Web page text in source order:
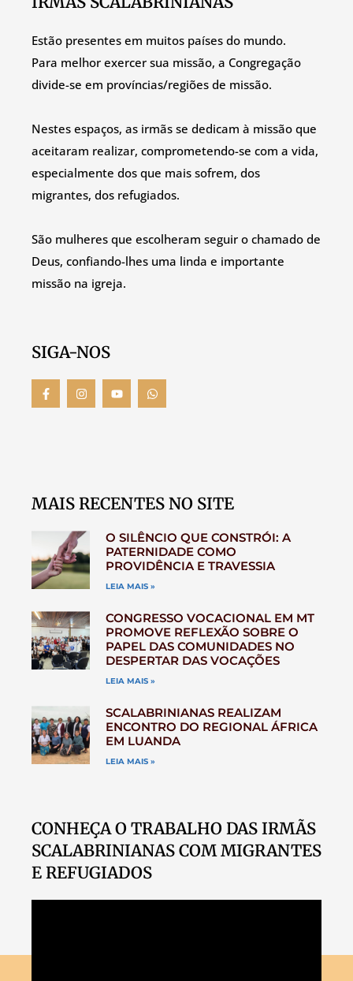
Estão presentes em muitos países do mundo.
Para melhor exercer sua missão, a Congregação
divide-se em províncias/regiões de missão.
Nestes espaços, as irmãs se dedicam à missão que
aceitaram realizar, comprometendo-se com a vida,
especialmente dos que mais sofrem, dos
migrantes, dos refugiados.
São mulheres que escolheram seguir o chamado de
Deus, confiando-lhes uma linda e importante
missão na igreja.
SIGA-NOS
MAIS RECENTES NO SITE
O SILÊNCIO QUE CONSTRÓI: A
PATERNIDADE COMO
PROVIDÊNCIA E TRAVESSIA
LEIA MAIS »
CONGRESSO VOCACIONAL EM MT
PROMOVE REFLEXÃO SOBRE O
PAPEL DAS COMUNIDADES NO
DESPERTAR DAS VOCAÇÕES
LEIA MAIS »
SCALABRINIANAS REALIZAM
ENCONTRO DO REGIONAL ÁFRICA
EM LUANDA
LEIA MAIS »
CONHEÇA O TRABALHO DAS IRMÃS
SCALABRINIANAS COM MIGRANTES
E REFUGIADOS